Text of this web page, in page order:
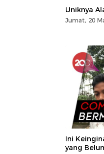
Uniknya
Jumat, 20
Ini
yang